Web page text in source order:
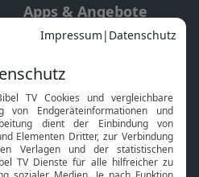
Apps & Angebote
Mobile App
Smart TV
HbbTV
Bibelthek Online-Bibel
Nächster Gottesdienst